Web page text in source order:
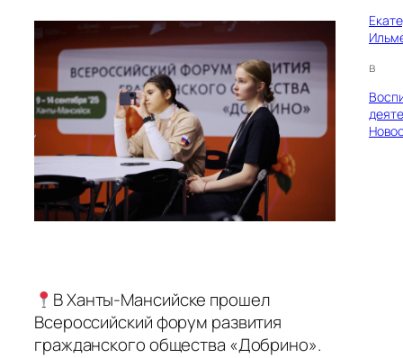
в
В Ханты-Мансийске прошел
Всероссийский форум развития
гражданского общества «Добрино».